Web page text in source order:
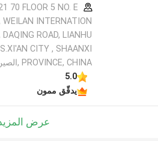
70 FLOOR 5 NO. E
WEILAN INTERNATION
DAQING ROAD, LIANHU
CITY , SHAANXI
PROVINCE, CHINA ,الصين
5.0
يدقّق ممون
عرض